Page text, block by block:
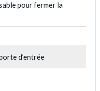
pour fermer la
d’entrée